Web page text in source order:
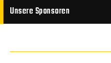
Unsere Sponsoren